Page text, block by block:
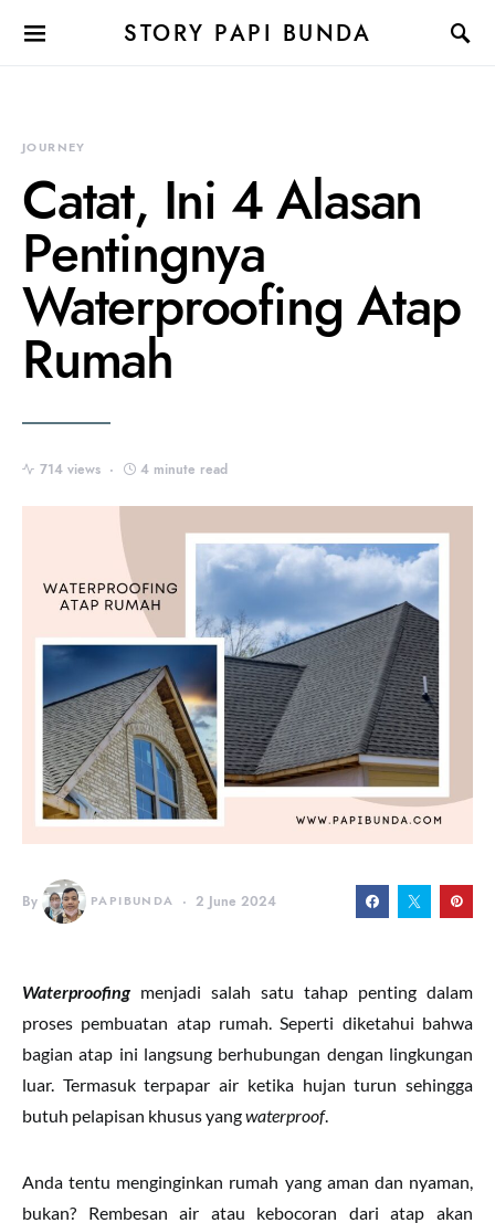
STORY PAPI BUNDA
JOURNEY
Catat, Ini 4 Alasan
Pentingnya
Waterproofing Atap
Rumah
714 views 4 minute read
By PAPIBUNDA 2 June 2024
Waterproofing menjadi salah satu tahap penting dalam
proses pembuatan atap rumah. Seperti diketahui bahwa
bagian atap ini langsung berhubungan dengan lingkungan
luar. Termasuk terpapar air ketika hujan turun sehingga
butuh pelapisan khusus yangwaterproof.
Anda tentu menginginkan rumah yang aman dan nyaman,
bukan? Rembesan air atau kebocoran dari atap akan